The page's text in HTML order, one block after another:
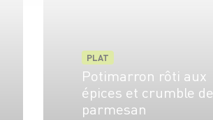
PLAT
Potimarron rôti aux
épices et crumble de
parmesan